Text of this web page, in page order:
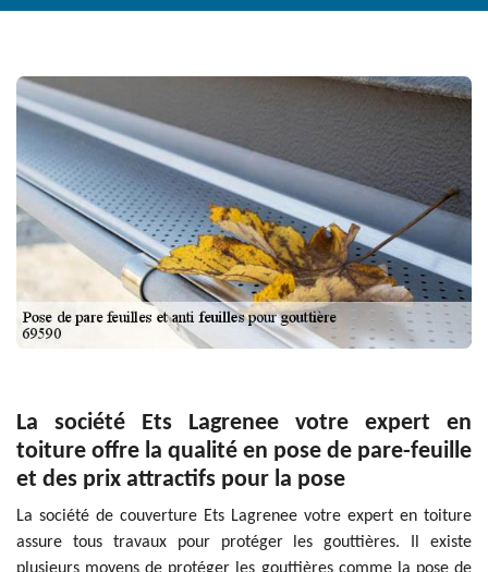
La société Ets Lagrenee votre expert en
toiture offre la qualité en pose de pare-feuille
et des prix attractifs pour la pose
La société de couverture Ets Lagrenee votre expert en toiture
assure tous travaux pour protéger les gouttières. Il existe